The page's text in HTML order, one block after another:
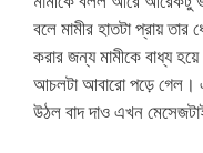
বলে মামীর হাতটা প্রায়
করার জন্য মামীকে বাধ্য
আচলটা আবারো পড়ে গেল।
উঠল বাদ দাও এখন